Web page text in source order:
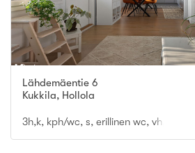
Lähdemäentie 6
Kukkila, Hollola
3h,k, kph/wc, s, erillinen wc, vh,terassi